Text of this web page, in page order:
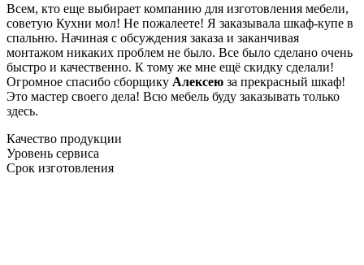
Всем, кто еще выбирает компанию для изготовления мебели,
советую Кухни мол! Не пожалеете! Я заказывала шкаф-купе в
спальню. Начиная с обсуждения заказа и заканчивая
монтажом никаких проблем не было. Все было сделано очень
быстро и качественно. К тому же мне ещё скидку сделали!
Огромное спасибо сборщику Алексею за прекрасный шкаф!
Это мастер своего дела! Всю мебель буду заказывать только
здесь.
Качество продукции
Уровень сервиса
Срок изготовления